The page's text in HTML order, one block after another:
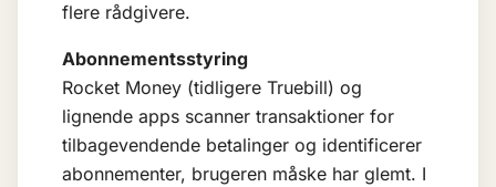
flere rådgivere.
Abonnementsstyring
Rocket Money (tidligere Truebill) og
lignende apps scanner transaktioner for
tilbagevendende betalinger og identificerer
abonnementer, brugeren måske har glemt. I